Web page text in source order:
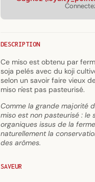
Kojiya
Miso
Kojiya
DESCRIPTION
Ce miso est obtenu par
soja pelés avec du koji
selon un savoir faire vieux
miso n'est pas pasteurisé.
Comme la grande majorité
miso est non pasteurisé : le
organiques issus de la
naturellement la
des arômes.
SAVEUR